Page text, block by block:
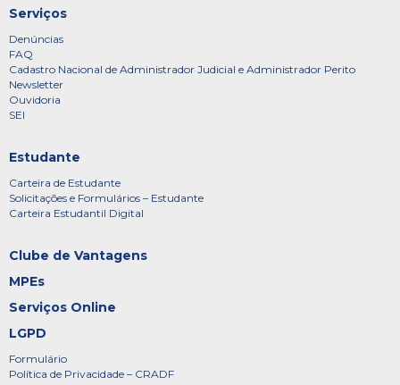
Serviços
Denúncias
FAQ
Cadastro Nacional de Administrador Judicial e Administrador Perito
Newsletter
Ouvidoria
SEI
Estudante
Carteira de Estudante
Solicitações e Formulários – Estudante
Carteira Estudantil Digital
Clube de Vantagens
MPEs
Serviços Online
LGPD
Formulário
Política de Privacidade – CRADF